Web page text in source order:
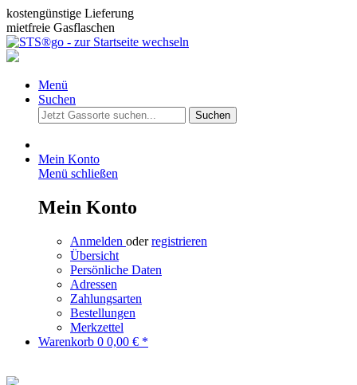
kostengünstige Lieferung
mietfreie Gasflaschen
Menü
Suchen
Suchen
Mein Konto
Menü schließen
Mein Konto
Anmelden oderregistrieren
Übersicht
Persönliche Daten
Adressen
Zahlungsarten
Bestellungen
Merkzettel
Warenkorb 0 0,00 € *